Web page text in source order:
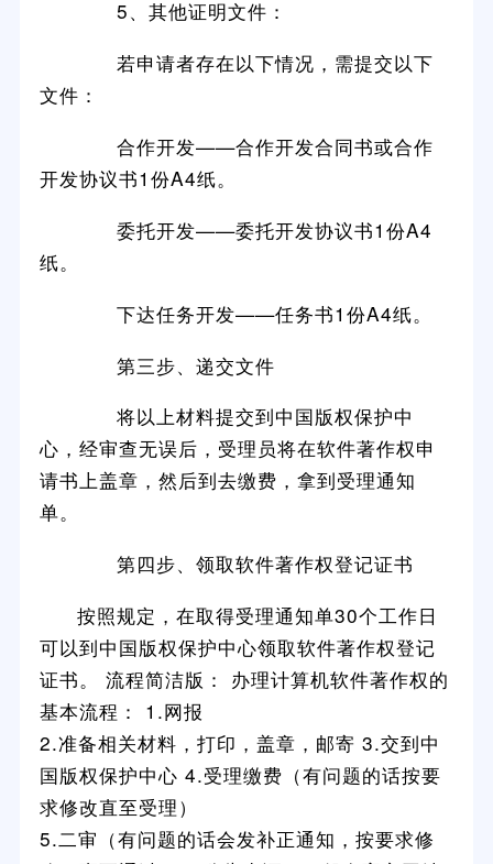
5、其他证明文件：
若申请者存在以下情况，需提交以下
文件：
合作开发——合作开发合同书或合作
开发协议书1份A4纸。
委托开发——委托开发协议书1份A4
纸。
下达任务开发——任务书1份A4纸。
第三步、递交文件
将以上材料提交到中国版权保护中
心，经审查无误后，受理员将在软件著作权申
请书上盖章，然后到去缴费，拿到受理通知
单。
第四步、领取软件著作权登记证书
按照规定，在取得受理通知单30个工作日
可以到中国版权保护中心领取软件著作权登记
证书。 流程简洁版： 办理计算机软件著作权的
基本流程： 1.网报
2.准备相关材料，打印，盖章，邮寄 3.交到中
国版权保护中心 4.受理缴费（有问题的话按要
求修改直至受理）
5.二审（有问题的话会发补正通知，按要求修